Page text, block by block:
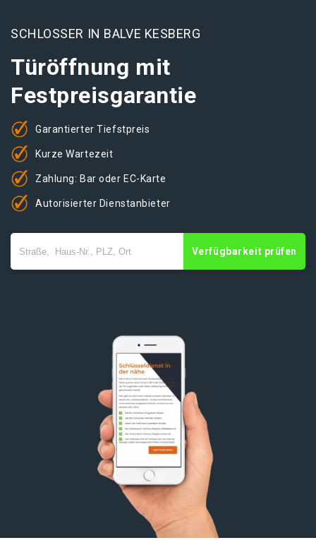
SCHLOSSER IN BALVE KESBERG
Türöffnung mit
Festpreisgarantie
Garantierter Tiefstpreis
Kurze Wartezeit
Zahlung: Bar oder EC-Karte
Autorisierter Dienstanbieter
Verfügbarkeit prüfen